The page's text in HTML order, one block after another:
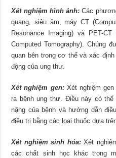
Xét nghiệm hình ảnh: Các
quang, siêu âm, máy CT
Resonance Imaging) và PET-
Computed Tomography). Chúng
quan bên trong cơ thể và xác
động của ung thư.
Xét nghiệm gen:Xét nghiệm gen
ra bệnh ung thư. Điều này có
nặng của bệnh và hướng dẫn
điều trị bằng các loại thuốc dựa
Xét nghiệm sinh hóa:Xét
các chất sinh học khác trong